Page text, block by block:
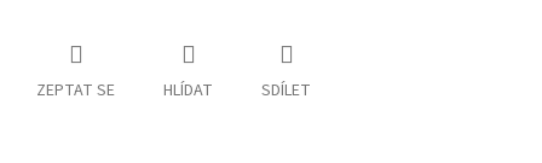
ZEPTAT SE HLÍDAT SDÍLET